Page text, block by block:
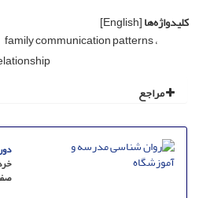
کلیدواژه‌ها[English]
family communication patterns
مراجع
دوره 7، شماره 1